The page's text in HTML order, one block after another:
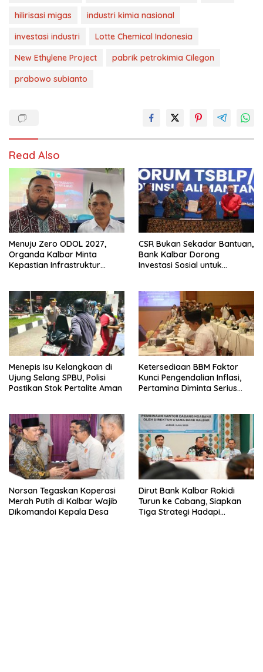
hilirisasi migas
industri kimia nasional
investasi industri
Lotte Chemical Indonesia
New Ethylene Project
pabrik petrokimia Cilegon
prabowo subianto
Read Also
Menuju Zero ODOL 2027,
Organda Kalbar Minta
Kepastian Infrastruktur
CSR Bukan Sekadar Bantuan,
Bank Kalbar Dorong
Investasi Sosial untuk
Menepis Isu Kelangkaan di
Ujung Selang SPBU, Polisi
Pastikan Stok Pertalite Aman
Ketersediaan BBM Faktor
Kunci Pengendalian Inflasi,
Pertamina Diminta Serius
Norsan Tegaskan Koperasi
Merah Putih di Kalbar Wajib
Dikomandoi Kepala Desa
Dirut Bank Kalbar Rokidi
Turun ke Cabang, Siapkan
Tiga Strategi Hadapi